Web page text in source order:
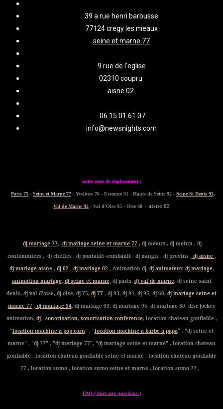
39 a rue henri barbusse
77124 cregy les meaux
seine et marne 77
9 rue de l'eglise
02310 coupru
aisne 02
06.15.01.61.07
info@newsnights.com
notre zone de deplacement :
Paris 75 - Seine et Marne 77 - Yvelines 78 - Essonne 91 - Hauts de Seine 92 - Seine St Denis 93,
Val de Marne 94 - Val d'Oise 95 - Oise 60 - aisne 02
dj mariage 77, dj mariage seine et marne 77 , dj meaux , dj melun , dj
coulommiers , dj chelles , dj pontault -combault , dj nangis , dj provins ,dj aisne ,
dj mariage aisne , dj 02 ,dj mariage 02 , Animation dj, dj animateur, dj mariage,
animation mariage, dj seine et marne,dj paris, dj val de marne, dj seine saint
denis, dj val d'oise, dj oise, dj 75, dj 77 , dj 93, dj 94, dj 95, dj 60, dj mariage seine et
marne 77,dj mariage 94, dj mariage 93, dj mariage 95, dj mariage 60, disc jockey
animation, dj , sonorisation, sonorisation conference, location chateau gonflable ,
"location machine a pop corn" , "location machine a barbe a papa" , "dj seine et
marne" , "dj 77" , "dj mariage 77", "dj mariage seine et marne" , location chateau
gonflable , location chateau gonflable seine et marne , location chateau gonflable
77 , location sumo , location sumo seine et marne , location sumo 77 ,
FAQ ( foire aux questions )